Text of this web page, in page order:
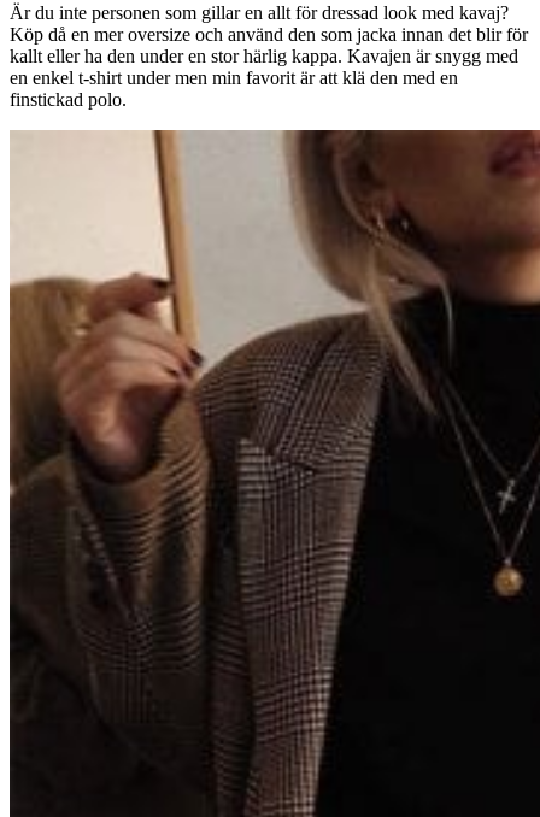
Är du inte personen som gillar en allt för dressad look med kavaj?
Köp då en mer oversize och använd den som jacka innan det blir för
kallt eller ha den under en stor härlig kappa. Kavajen är snygg med
en enkel t-shirt under men min favorit är att klä den med en
finstickad polo.